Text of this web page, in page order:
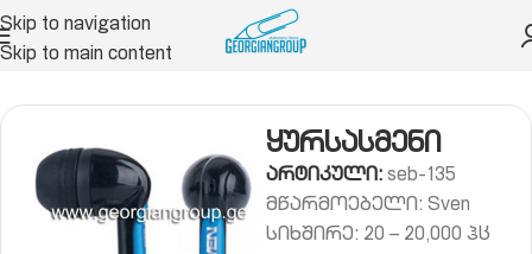
Skip to navigation
Skip to main content
აქსესუარები
ყურსასმენი
არტიკული: seb-135
მწარმოებელი: Sven
სიხშირე: 20 – 20,000 ჰც